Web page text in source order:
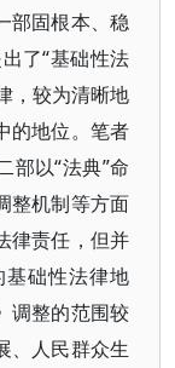
部固根本、稳
了“基础性法
，较为清晰地
的地位。笔者
部以“法典”命
整机制等方面
律责任，但并
础性法律地
调整的范围较
、人民群众生